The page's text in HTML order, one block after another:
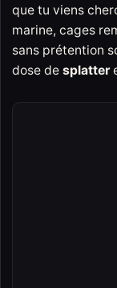
que tu viens
marine, cages
sans prétention
dose de splatter